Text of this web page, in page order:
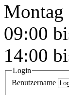
Montag
09:00
14:00
Login
Benutzername